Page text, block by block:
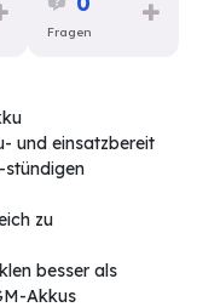
Fragen
und einsatzbereit
stündigen
zu
besser als
Akkus